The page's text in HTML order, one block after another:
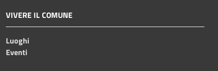
VIVERE IL COMUNE
Luoghi
Eventi